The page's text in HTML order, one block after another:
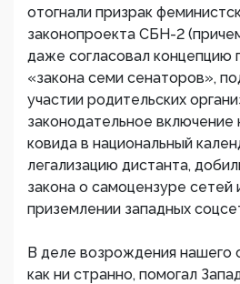
отогнали призрак
законопроекта СБН-2
даже согласовал концепцию
«закона семи сенаторов»,
участии родительских
законодательное включение
ковида в национальный
легализацию дистанта,
закона о самоцензуре сетей
приземлении западных
В деле возрождения нашего
как ни странно, помогал